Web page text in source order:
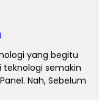
yang begitu
semakin
Nah, Sebelum